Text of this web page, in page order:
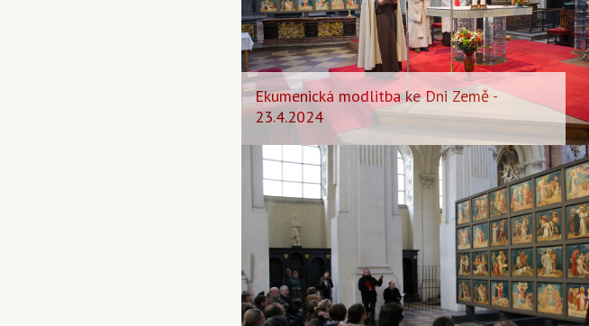
Ekumenická modlitba ke Dni Země -
23.4.2024